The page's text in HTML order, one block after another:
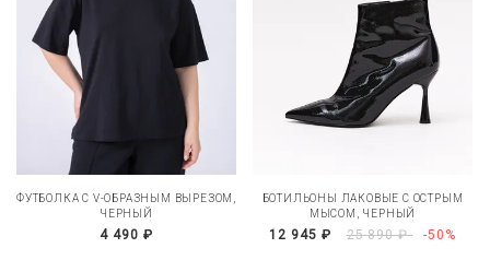
ФУТБОЛКА С V-ОБРАЗНЫМ ВЫРЕЗОМ,
ЧЕРНЫЙ
4 490 ₽
БОТИЛЬОНЫ ЛАКОВЫЕ С ОСТРЫМ
МЫСОМ, ЧЕРНЫЙ
12 945 ₽ 25 890 ₽ -50%